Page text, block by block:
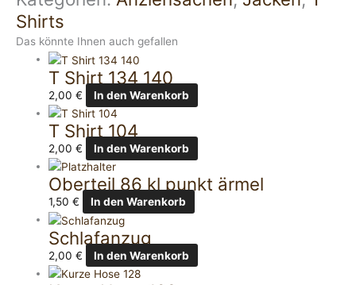
Shirts
Das könnte Ihnen auch gefallen
T Shirt 134 140
2,00€ In den Warenkorb
T Shirt 104
2,00€ In den Warenkorb
Oberteil 86 kl punkt ärmel
1,50€ In den Warenkorb
Schlafanzug
2,00€ In den Warenkorb